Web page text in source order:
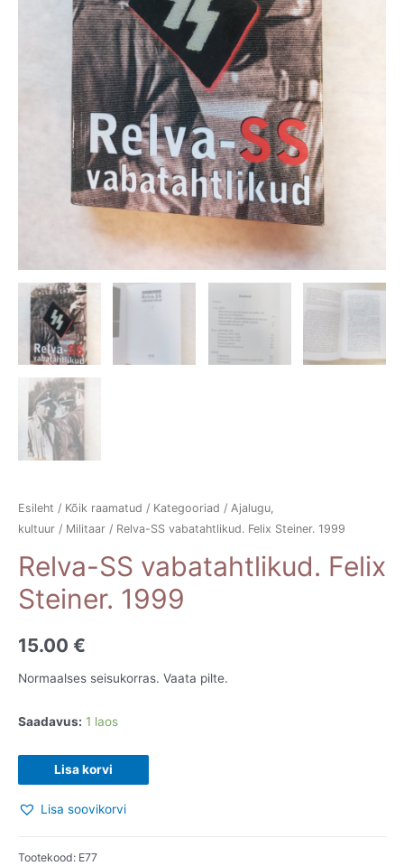
Esileht / Kõik raamatud / Kategooriad / Ajalugu,
kultuur / Militaar / Relva-SS vabatahtlikud. Felix Steiner. 1999
Relva-SS vabatahtlikud. Felix
Steiner. 1999
15.00 €
Normaalses seisukorras. Vaata pilte.
Saadavus: 1 laos
Relva-
SS
vabatahtlikud.
Steiner.
Lisa korvi
Lisa soovikorvi
Tootekood: E77